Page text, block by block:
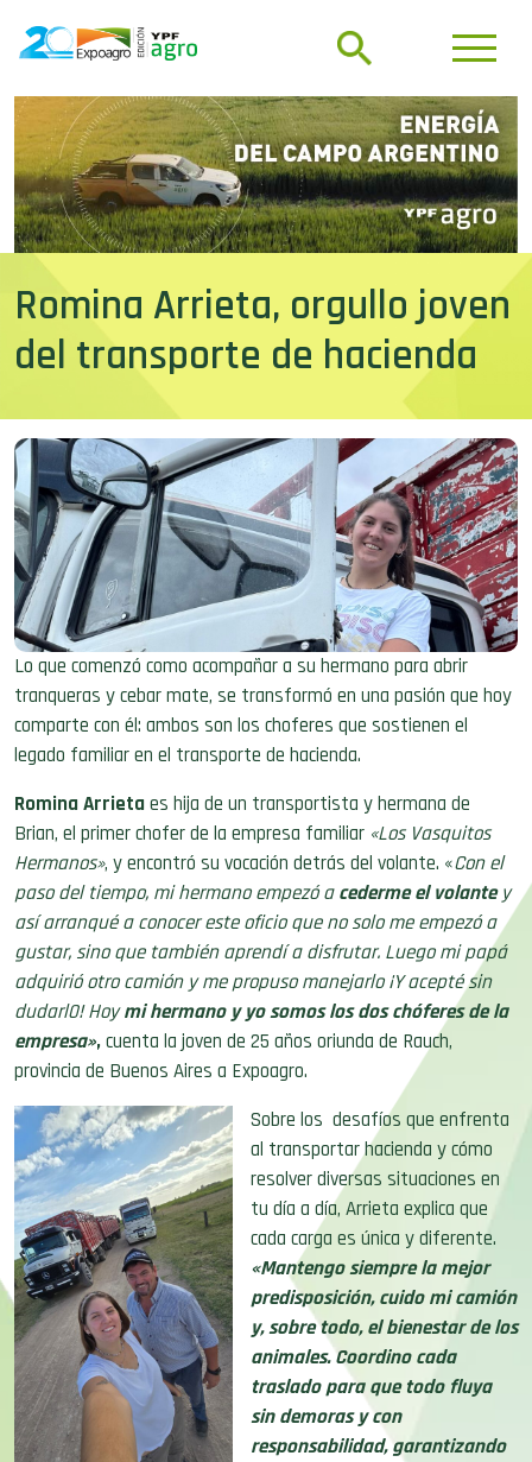
Romina Arrieta, orgullo joven
del transporte de hacienda
Lo que comenzó como acompañar a su hermano para abrir
tranqueras y cebar mate, se transformó en una pasión que hoy
comparte con él: ambos son los choferes que sostienen el
legado familiar en el transporte de hacienda.
Romina Arrietaes hija de un transportista y hermana de
Brian, el primer chofer de la empresa familiar «Los Vasquitos
Hermanos», y encontró su vocación detrás del volante. «Con el
paso del tiempo, mi hermano empezó acederme el volantey
así arranqué a conocer este oficio que no solo me empezó a
gustar, sino que también aprendí a disfrutar. Luegomi papá
adquirió otro camión y me propuso manejarlo ¡Y acepté sin
dudarl0! Hoymi hermano y yo somos los dos chóferes de la
empresa»,cuenta la joven de 25 años oriunda de Rauch,
provincia de Buenos Aires a Expoagro.
Sobre los desafíos que enfrenta
al transportar hacienda y cómo
resolver diversas situaciones en
tu día a día, Arrieta explica que
cada carga es única y diferente.
«Mantengo siempre la mejor
predisposición, cuido mi camión
y, sobre todo, el bienestar de los
animales. Coordino cada
traslado para que todo fluya
sin demoras y con
responsabilidad, garantizando